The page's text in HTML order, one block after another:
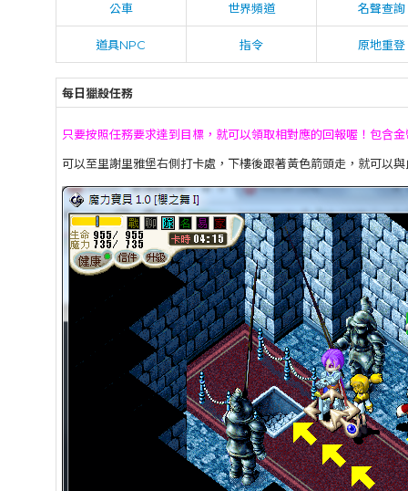
公車 世界頻道 名聲查詢
道具NPC 指令 原地重登
每日獵殺任務
只要按照任務要求達到目標，就可以領取相對應的回報喔！包含
可以至里謝里雅堡右側打卡處，下樓後跟著黃色箭頭走，就可以